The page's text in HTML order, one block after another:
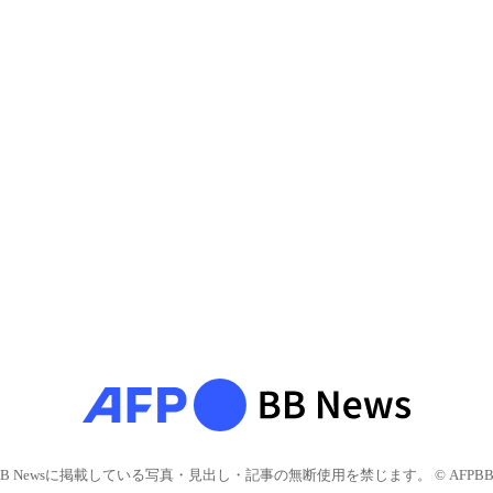
Newsに掲載している写真・見出し・記事の無断使用を禁じます。 © AFPBB